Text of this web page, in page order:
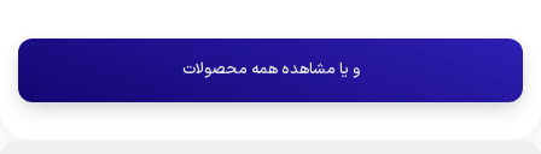
و یا مشاهده همه محصولات